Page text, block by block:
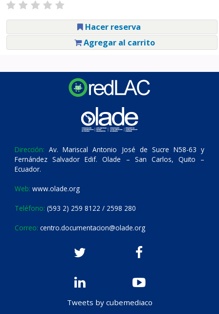
Hacer reserva
Agregar al carrito
Dirección: Av. Mariscal Antonio José de Sucre N58-63 y
Fernández Salvador Edif. Olade – San Carlos, Quito –
Ecuador.
Web: www.olade.org
Teléfono: (593 2) 259 8122 / 2598 280
Correo: centro.documentacion@olade.org
Tweets by cubemediaco